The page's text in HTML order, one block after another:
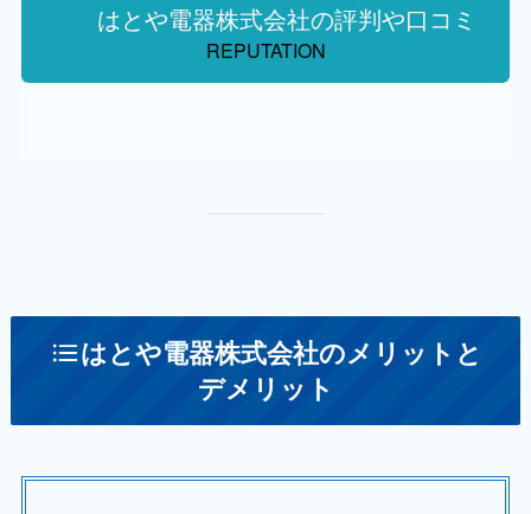
はとや電器株式会社の評判や口コミ
REPUTATION
はとや電器株式会社のメリットと
デメリット